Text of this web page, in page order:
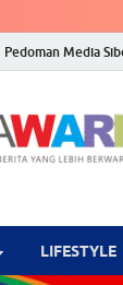
Pedoman Media
‎LIFESTYLE